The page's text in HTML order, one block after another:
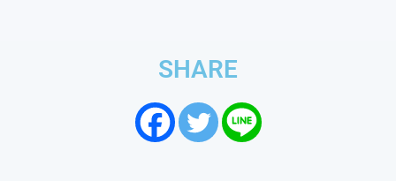
SHARE